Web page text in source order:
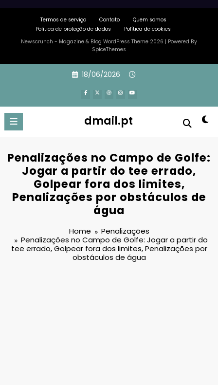
Termos de serviço Contato
Quem somos
Política de proteção de dados
Política de cookies
Newscrunch - Magazine & Blog WordPress Theme 2026 | Powered By
SpiceThemes
18/06/2026
dmail.pt
Penalizações no Campo de Golfe:
Jogar a partir do tee errado,
Golpear fora dos limites,
Penalizações por obstáculos de
água
Home
Penalizações
Penalizações no Campo de Golfe: Jogar a partir do
tee errado, Golpear fora dos limites, Penalizações por
obstáculos de água